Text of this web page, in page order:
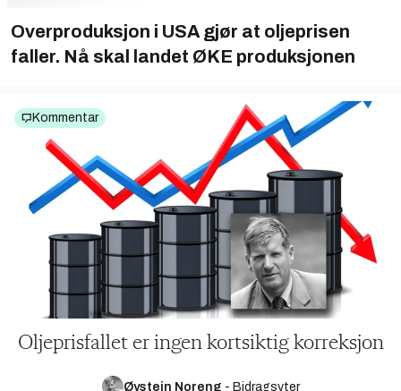
Overproduksjon i USA gjør at oljeprisen
faller. Nå skal landet ØKE produksjonen
Kommentar
Oljeprisfallet er ingen kortsiktig korreksjon
Øystein Noreng - Bidragsyter